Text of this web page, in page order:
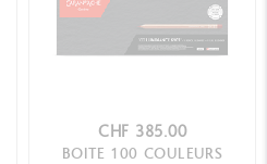
CHF 385.00
BOITE 100 COULEURS